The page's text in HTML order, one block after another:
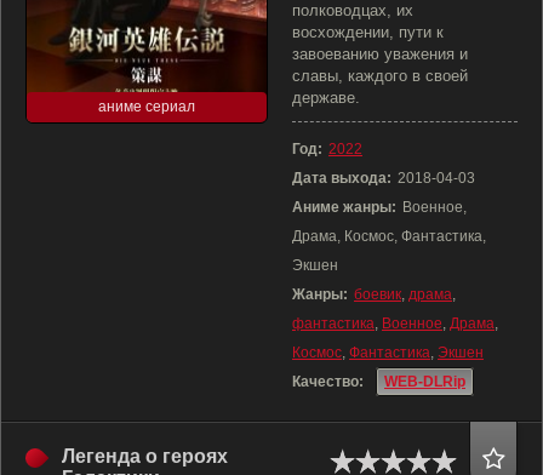
аниме сериал
полководцах, их
восхождении, пути к
завоеванию уважения и
славы, каждого в своей
державе.
Год: 2022
Дата выхода: 2018-04-03
Аниме жанры: Военное,
Драма, Космос, Фантастика,
Экшен
Жанры: боевик, драма,
фантастика, Военное, Драма,
Космос, Фантастика, Экшен
Качество:
WEB-DLRip
Легенда о героях